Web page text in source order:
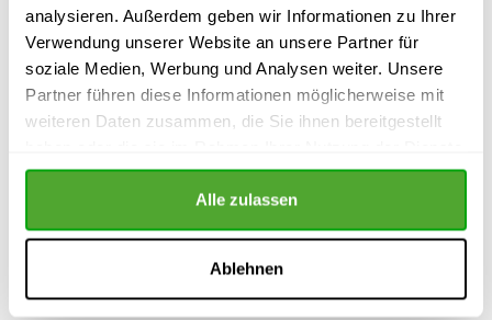
analysieren. Außerdem geben wir Informationen zu Ihrer
Verwendung unserer Website an unsere Partner für
soziale Medien, Werbung und Analysen weiter. Unsere
Partner führen diese Informationen möglicherweise mit
weiteren Daten zusammen, die Sie ihnen bereitgestellt
gesammelt haben.
Alle zulassen
Ablehnen
Suchfunktion
Lernfortschritt verfolgen